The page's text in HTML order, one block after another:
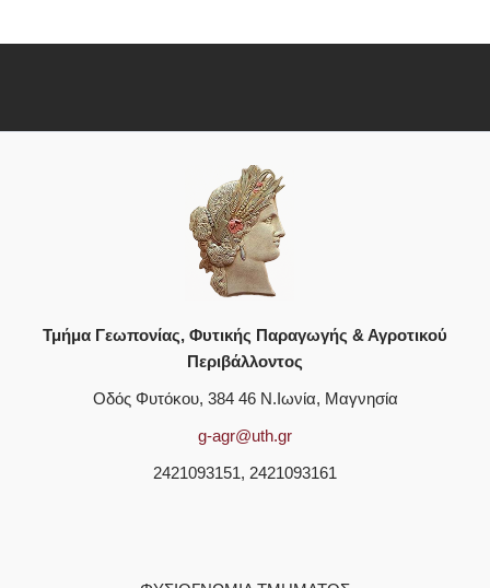
Τμήμα Γεωπονίας, Φυτικής Παραγωγής & Αγροτικού
Περιβάλλοντος
Οδός Φυτόκου, 384 46 Ν.Ιωνία, Μαγνησία
g-agr@uth.gr
2421093151, 2421093161